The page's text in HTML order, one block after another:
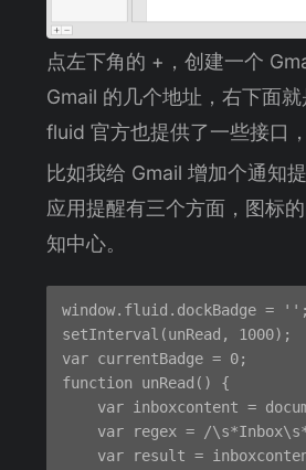
点左下角的 +，创建一个
Gmail 的几个地址，右下面就
fluid 官方也提供了一些接口，
比如我给 Gmail 增加个通知
应用提醒有三个方面，图标
知中心。
window.fluid.dockBadge = '';
setInterval(unRead, 1000);
var currentBadge = 0;
function unRead() {
var inboxcontent =
var regex = /
var result =